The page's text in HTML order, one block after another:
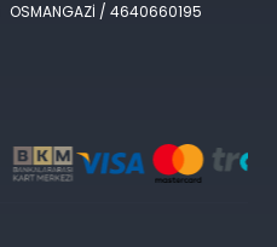
OSMANGAZİ / 4640660195